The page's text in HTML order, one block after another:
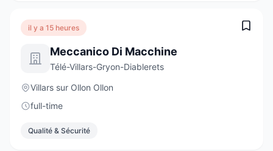
il y a 15 heures
Meccanico Di Macchine
Télé-Villars-Gryon-Diablerets
Villars sur Ollon Ollon
full-time
Qualité & Sécurité